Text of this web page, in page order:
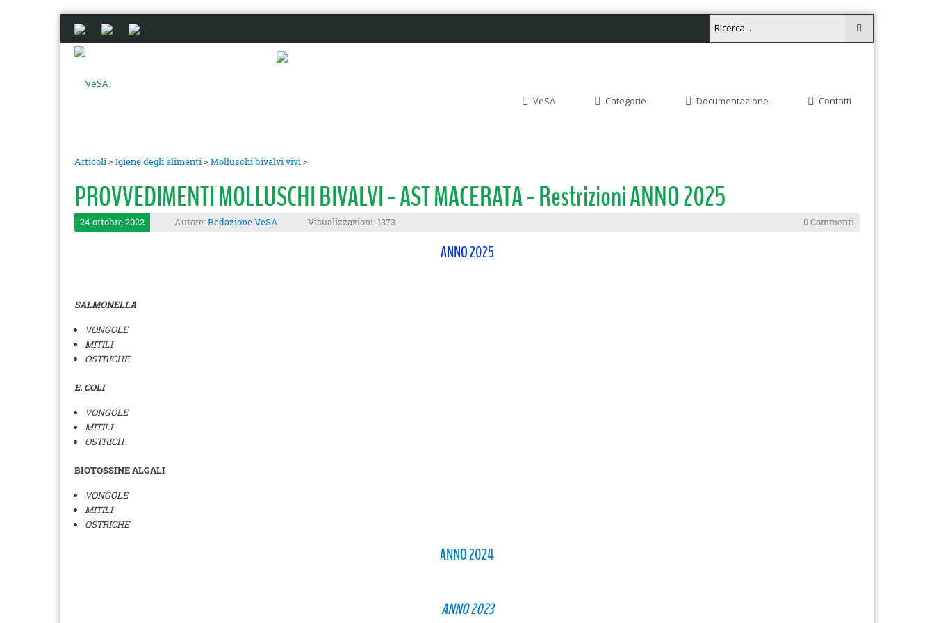
VeSA Categorie Documentazione Contatti
Articoli>Igiene degli alimenti>Molluschi bivalvi vivi>
PROVVEDIMENTI MOLLUSCHI BIVALVI - AST MACERATA - Restrizioni ANNO 2025
24 ottobre 2022 Autore: Redazione VeSA Visualizzazioni: 1373 0 Commenti
ANNO 2025
SALMONELLA
VONGOLE
MITILI
OSTRICHE
E. COLI
VONGOLE
MITILI
OSTRICH
BIOTOSSINE ALGALI
VONGOLE
MITILI
OSTRICHE
ANNO 2024
​ANNO 2023